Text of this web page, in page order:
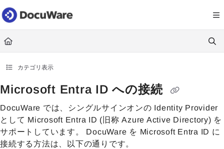
Documentation Index
Fetch the complete documentation index at: https://
Use this file to discover all available pages before exploring further.
カテゴリ表示
Microsoft Entra ID への接続
DocuWare では、シングルサインオンの Identity Provider
として Microsoft Entra ID (旧称 Azure Active Directory) を
サポートしています。 DocuWare を Microsoft Entra ID に
接続する方法は、以下の通りです。